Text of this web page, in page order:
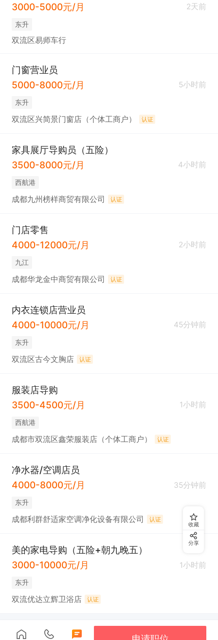
3000-5000元/月
2天前
东升
双流区易师车行
门窗营业员
5000-8000元/月
5小时前
东升
双流区兴简景门窗店（个体工商户） 认证
家具展厅导购员（五险）
3500-8000元/月
4小时前
西航港
成都九州榜样商贸有限公司 认证
门店零售
4000-12000元/月
2小时前
九江
成都华龙金中商贸有限公司 认证
内衣连锁店营业员
4000-10000元/月
45分钟前
东升
双流区古今文胸店 认证
服装店导购
3500-4500元/月
1小时前
西航港
成都市双流区鑫荣服装店（个体工商户） 认证
净水器/空调店员
4000-8000元/月
35分钟前
东升
成都利群舒适家空调净化设备有限公司 认证
美的家电导购（五险+朝九晚五）
3000-10000元/月
1小时前
东升
双流优达立辉卫浴店 认证
收藏
分享